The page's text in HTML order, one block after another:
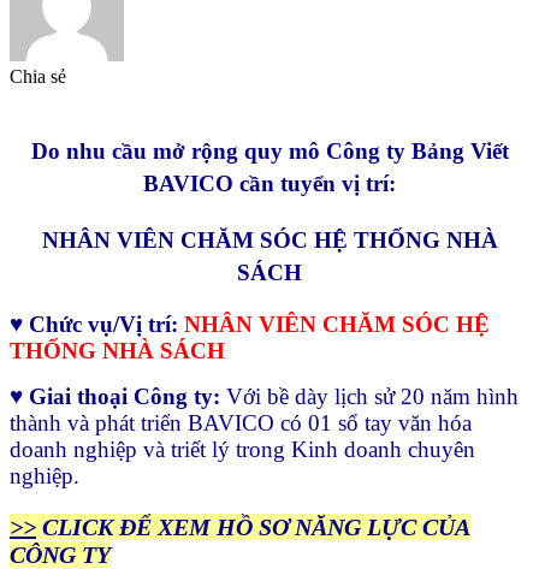
Chia sẻ
Do nhu cầu mở rộng quy mô Công ty Bảng Viết
BAVICO cần tuyển vị trí:
NHÂN VIÊN CHĂM SÓC HỆ THỐNG NHÀ
SÁCH
♥ Chức vụ/Vị trí: NHÂN VIÊN CHĂM SÓC HỆ
THỐNG NHÀ SÁCH
♥ Giai thoại Công ty: Với bề dày lịch sử 20 năm hình
thành và phát triển BAVICO có 01 sổ tay văn hóa
doanh nghiệp và triết lý trong Kinh doanh chuyên
nghiệp.
>> CLICK ĐỂ XEM HỒ SƠ NĂNG LỰC CỦA
CÔNG TY